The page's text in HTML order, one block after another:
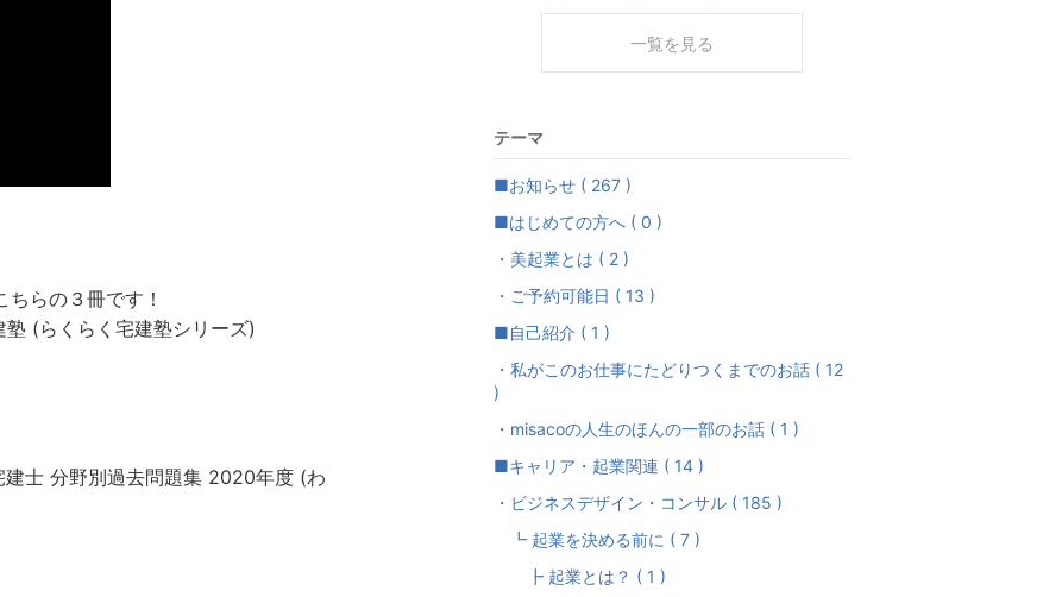
らの３冊です！
(らくらく宅建塾シリーズ)
士 分野別過去問題集 2020年度 (わ
一覧を見る
テーマ
■お知らせ ( 267 )
■はじめての方へ ( 0 )
・美起業とは ( 2 )
・ご予約可能日 ( 13 )
■自己紹介 ( 1 )
・私がこのお仕事にたどりつくまでのお話 ( 12
)
・misacoの人生のほんの一部のお話 ( 1 )
■キャリア・起業関連 ( 14 )
・ビジネスデザイン・コンサル ( 185 )
┗ 起業を決める前に ( 7 )
┣ 起業とは？ ( 1 )